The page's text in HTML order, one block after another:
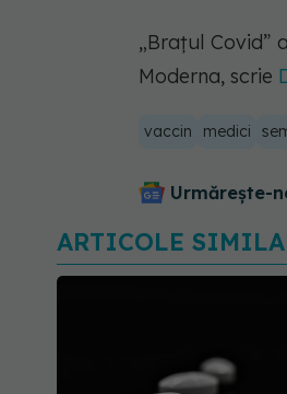
„Brațul
Moderna, scrie
vaccin medici
Urmărește-
ARTICOLE